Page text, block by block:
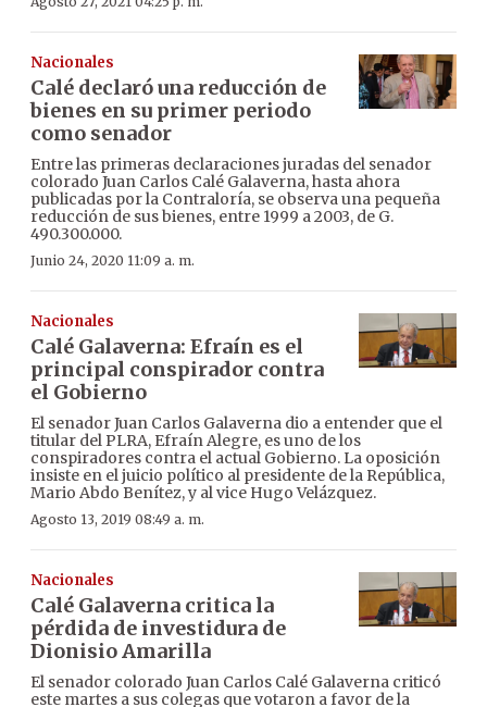
Nacionales
Calé declaró una reducción de
bienes en su primer periodo
como senador
Entre las primeras declaraciones juradas del senador
colorado Juan Carlos Calé Galaverna, hasta ahora
publicadas por la Contraloría, se observa una pequeña
reducción de sus bienes, entre 1999 a 2003, de G.
490.300.000.
Junio 24, 2020 11:09 a. m.
Nacionales
Calé Galaverna: Efraín es el
principal conspirador contra
el Gobierno
El senador Juan Carlos Galaverna dio a entender que el
titular del PLRA, Efraín Alegre, es uno de los
conspiradores contra el actual Gobierno. La oposición
insiste en el juicio político al presidente de la República,
Mario Abdo Benítez, y al vice Hugo Velázquez.
Agosto 13, 2019 08:49 a. m.
Nacionales
Calé Galaverna critica la
pérdida de investidura de
Dionisio Amarilla
El senador colorado Juan Carlos Calé Galaverna criticó
este martes a sus colegas que votaron a favor de la